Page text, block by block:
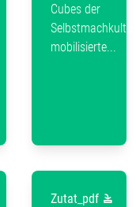
Cubes der
mobilisierte...
Zutat_pdf